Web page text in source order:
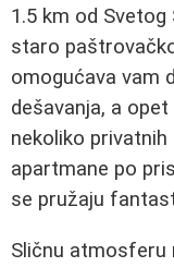
1.5 km od
staro
omogućava vam
dešavanja, a
nekoliko
apartmane po
se pružaju
Sličnu atmosferu